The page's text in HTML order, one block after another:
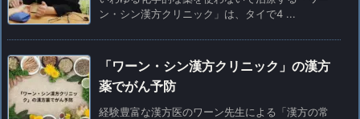
ン・シン漢方クリニック」は、タイで4 ...
「ワーン・シン漢方クリニック」の漢方
薬でがん予防
経験豊富な漢方医のワーン先生による「漢方の常